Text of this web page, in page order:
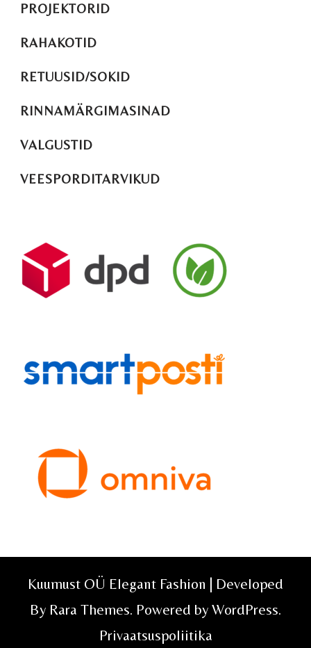
PROJEKTORID
RAHAKOTID
RETUUSID/SOKID
RINNAMÄRGIMASINAD
VALGUSTID
VEESPORDITARVIKUD
Kuumust OÜ Elegant Fashion | Developed
By Rara Themes. Powered by WordPress.
Privaatsuspoliitika